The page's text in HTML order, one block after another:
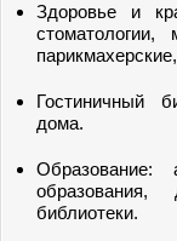
Здоровье и
Гостиничный
дома.
Образование:
библиотеки.